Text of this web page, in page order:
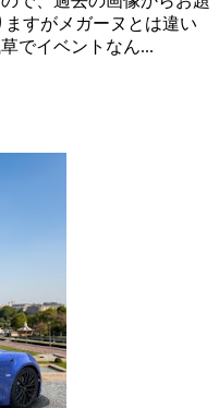
すがメガーヌとは違い
でイベントなん...